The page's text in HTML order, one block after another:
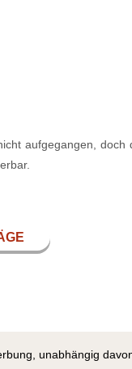
aufgegangen, doch
unabhängig